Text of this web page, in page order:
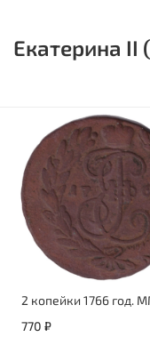
Екатерина II
2 копейки 1766 год.
770 ₽